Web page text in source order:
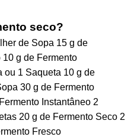
seco?
de Sopa 15 g de
10 g de Fermento
ou 1 Saqueta 10 g de
30 g de Fermento
Instantâneo 2
20 g de Fermento Seco 2
Fresco